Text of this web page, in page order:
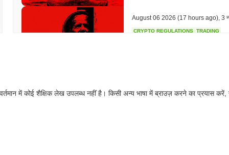
August 06 2026 (17 hours ago) 3
CRYPTO REGULATIONS TRADING
AI AGENTS PAYMENTS
में कोई शैक्षिक लेख उपलब्ध नहीं है। किसी अन्य भाषा में ब्राउज़ करने का प्रयास